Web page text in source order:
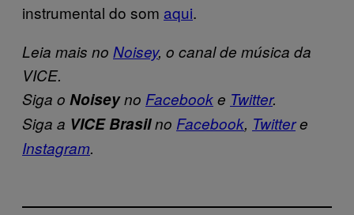
instrumental do som aqui.
Leia mais no Noisey, o canal de música da
VICE.
Siga o Noiseyno Facebooke Twitter.
Siga a VICE Brasilno Facebook, Twittere
Instagram.